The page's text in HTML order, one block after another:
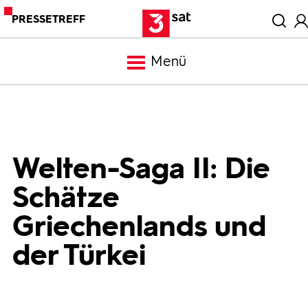
PRESSETREFF
Menü
Trailer
Welten-Saga II: Die
Schätze
Griechenlands und
der Türkei